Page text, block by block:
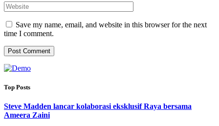
Save my name, email, and website in this browser for the next
time I comment.
Top Posts
Steve Madden lancar kolaborasi eksklusif Raya bersama
Ameera Zaini